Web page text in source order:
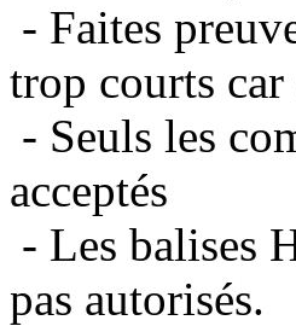
- Faites
trop courts
- Seuls les
acceptés
- Les balises
pas autorisés.